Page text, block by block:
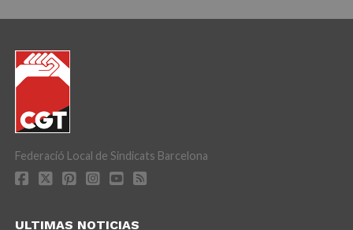
Federació Local de Sindicats Barcelona
ULTIMAS NOTICIAS